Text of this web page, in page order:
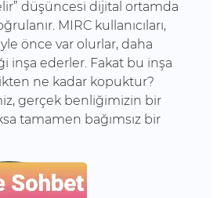
düşüncesi dijital ortamda
MIRC kullanıcıları,
önce var olurlar, daha
inşa ederler. Fakat bu inşa
ne kadar kopuktur?
gerçek benliğimizin bir
tamamen bağımsız bir